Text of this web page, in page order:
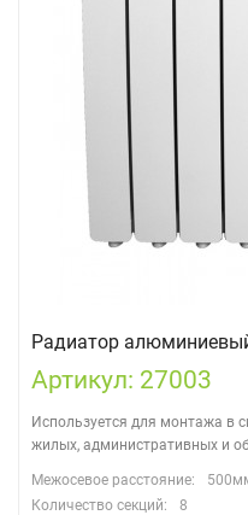
Радиатор
Артикул: 27003
Используется для монтажа в
жилых, административных и
Межосевое расстояние:
Количество секций:
8